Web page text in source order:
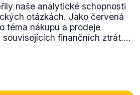
naše analytické schopnosti
otázkách. Jako červená
téma nákupu a prodeje
souvisejících finančních ztrát....